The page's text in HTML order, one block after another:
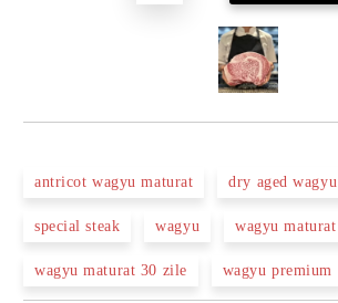
antricot wagyu maturat dry aged wagyu
special steak wagyu wagyu maturat
wagyu maturat 30 zile wagyu premium